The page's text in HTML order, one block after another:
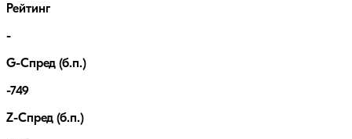
Рейтинг
-
G-Спред (б.п.)
-749
Z-Спред (б.п.)